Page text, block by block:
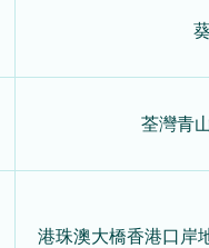
荃灣青
港珠澳大橋香港口岸